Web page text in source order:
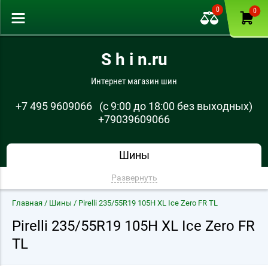
0
0
S h i n.ru
Интернет магазин шин
+7 495 9609066
(с 9:00 до 18:00 без выходных)
+79039609066
Шины
Развернуть
Главная / Шины / Pirelli 235/55R19 105H XL Ice Zero FR TL
Pirelli 235/55R19 105H XL Ice Zero FR
TL